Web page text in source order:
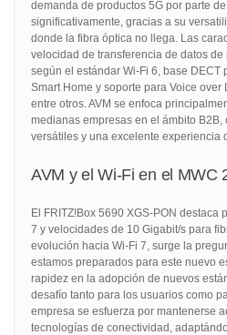
demanda de productos 5G por parte
significativamente, gracias a su
donde la fibra óptica no llega. Las
velocidad de transferencia de datos de
según el estándar Wi-Fi 6, base DECT
Smart Home y soporte para Voice over
entre otros. AVM se enfoca
medianas empresas en el ámbito
versátiles y una excelente experiencia
AVM y el Wi-Fi en el MWC
El FRITZ!Box 5690 XGS-PON destaca
7 y velocidades de 10 Gigabit/s para
evolución hacia Wi-Fi 7, surge la
estamos preparados para este nuevo
rapidez en la adopción de nuevos
desafío tanto para los usuarios como
empresa se esfuerza por mantenerse
tecnologías de conectividad,